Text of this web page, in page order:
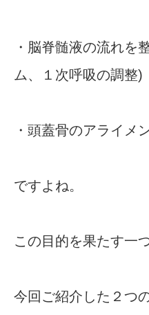
・脳脊髄液の流れを
ム、１次呼吸の調整)
・頭蓋骨のアライメ
ですよね。
この目的を果たす一
今回ご紹介した２つ